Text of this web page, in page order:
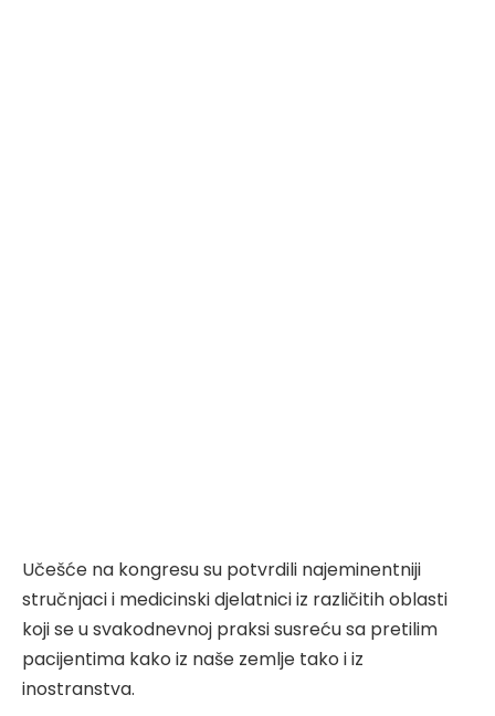
Učešće na kongresu su potvrdili najeminentniji
stručnjaci i medicinski djelatnici iz različitih oblasti
koji se u svakodnevnoj praksi susreću sa pretilim
pacijentima kako iz naše zemlje tako i iz
inostranstva.